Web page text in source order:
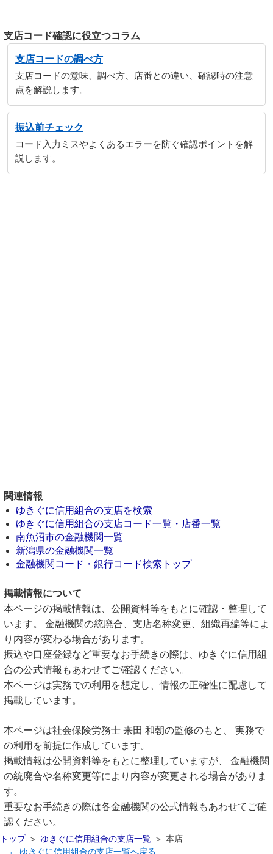
支店コード確認に役立つコラム
支店コードの調べ方
支店コードの意味、調べ方、店番との違い、確認時の注意
点を解説します。
振込前チェック
コード入力ミスやよくあるエラーを防ぐ確認ポイントを解
説します。
関連情報
ゆきぐに信用組合の支店を検索
ゆきぐに信用組合の支店コード一覧・店番一覧
南魚沼市の金融機関一覧
新潟県の金融機関一覧
金融機関コード・銀行コード検索トップ
掲載情報について
本ページの掲載情報は、公開資料等をもとに確認・整理して
います。 金融機関の統廃合、支店名称変更、組織再編等によ
り内容が変わる場合があります。
振込や口座登録など重要なお手続きの際は、ゆきぐに信用組
合の公式情報もあわせてご確認ください。
本ページは実務での利用を想定し、情報の正確性に配慮して
掲載しています。
本ページは社会保険労務士 来田 和朝の監修のもと、 実務で
の利用を前提に作成しています。
掲載情報は公開資料等をもとに整理していますが、 金融機関
の統廃合や名称変更等により内容が変更される場合がありま
す。
重要なお手続きの際は各金融機関の公式情報もあわせてご確
認ください。
トップ ゆきぐに信用組合の支店一覧
本店
← ゆきぐに信用組合の支店一覧へ戻る